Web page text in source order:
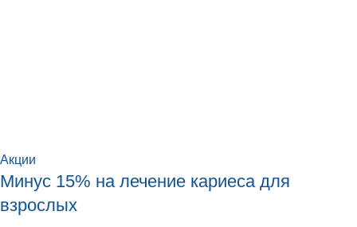
Акции
Минус 15% на лечение кариеса для
взрослых